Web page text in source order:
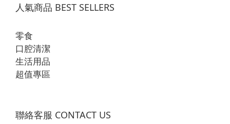
人氣商品 BEST SELLERS
零食
口腔清潔
生活用品
超值專區
聯絡客服 CONTACT US